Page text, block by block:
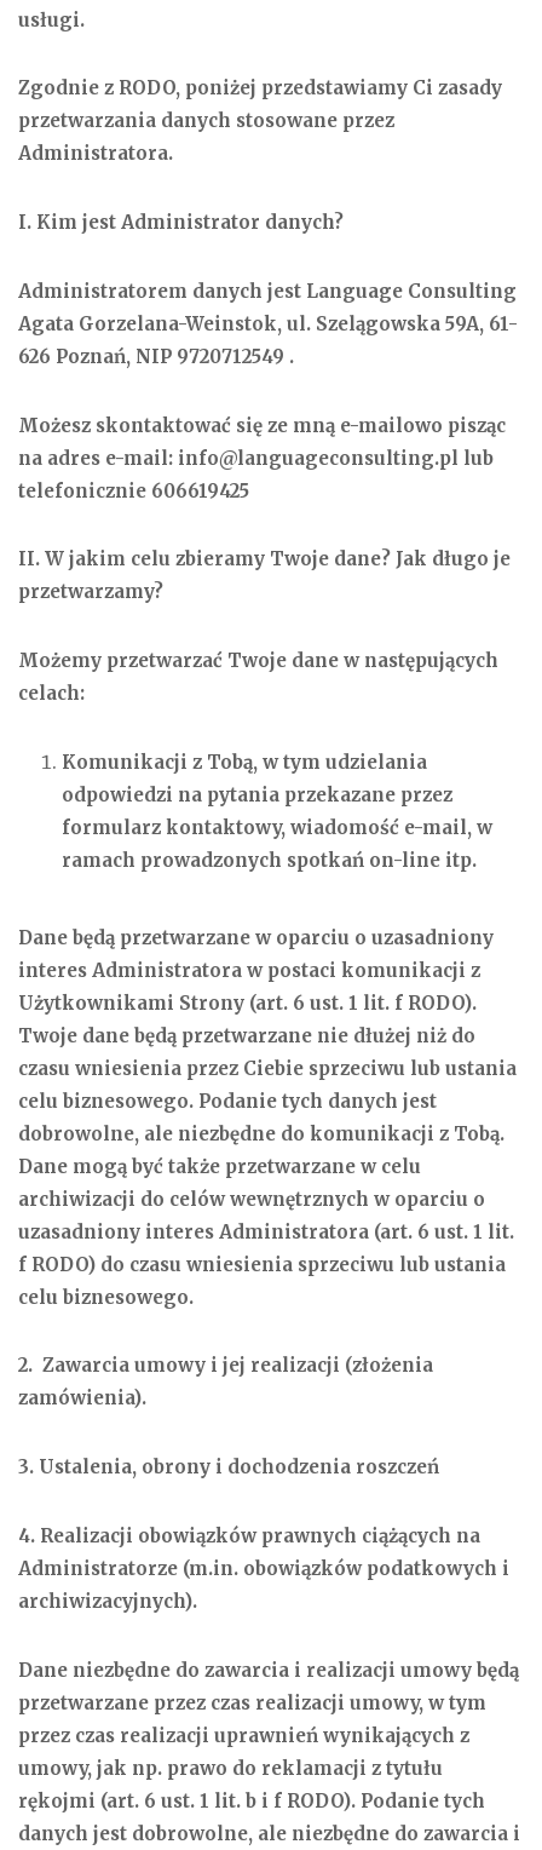
usługi.
Zgodnie z RODO, poniżej przedstawiamy Ci zasady
przetwarzania danych stosowane przez
Administratora.
I. Kim jest Administrator danych?
Administratorem danych jest Language Consulting
Agata Gorzelana-Weinstok, ul. Szelągowska 59A, 61-
626 Poznań, NIP 9720712549 .
Możesz skontaktować się ze mną e-mailowo pisząc
na adres e-mail: info@languageconsulting.pl lub
telefonicznie 606619425
II. W jakim celu zbieramy Twoje dane? Jak długo je
przetwarzamy?
Możemy przetwarzać Twoje dane w następujących
celach:
Komunikacji z Tobą, w tym udzielania
odpowiedzi na pytania przekazane przez
formularz kontaktowy, wiadomość e-mail, w
ramach prowadzonych spotkań on-line itp.
Dane będą przetwarzane w oparciu o uzasadniony
interes Administratora w postaci komunikacji z
Użytkownikami Strony (art. 6 ust. 1 lit. f RODO).
Twoje dane będą przetwarzane nie dłużej niż do
czasu wniesienia przez Ciebie sprzeciwu lub ustania
celu biznesowego. Podanie tych danych jest
dobrowolne, ale niezbędne do komunikacji z Tobą.
Dane mogą być także przetwarzane w celu
archiwizacji do celów wewnętrznych w oparciu o
uzasadniony interes Administratora (art. 6 ust. 1 lit.
f RODO) do czasu wniesienia sprzeciwu lub ustania
celu biznesowego.
2. Zawarcia umowy i jej realizacji (złożenia
zamówienia).
3. Ustalenia, obrony i dochodzenia roszczeń
4. Realizacji obowiązków prawnych ciążących na
Administratorze (m.in. obowiązków podatkowych i
archiwizacyjnych).
Dane niezbędne do zawarcia i realizacji umowy będą
przetwarzane przez czas realizacji umowy, w tym
przez czas realizacji uprawnień wynikających z
umowy, jak np. prawo do reklamacji z tytułu
rękojmi (art. 6 ust. 1 lit. b i f RODO). Podanie tych
danych jest dobrowolne, ale niezbędne do zawarcia i